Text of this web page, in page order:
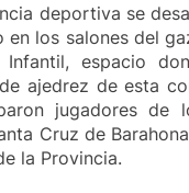
deportiva se
en los salones del
espacio
ajedrez de esta
jugadores de
Cruz de
la Provincia.